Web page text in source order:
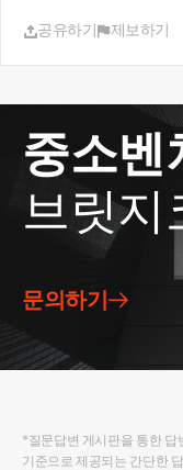
공유하기 제보하기
중소
브릿지
문의하기
*질문답변 게시판을 통한 답
기준으로 제공되는 간단한